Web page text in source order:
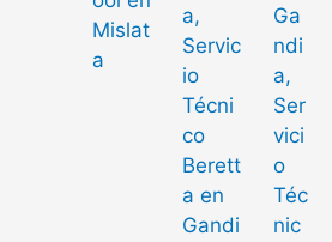
Ga
ndi
a,
Ser
vici
o
Téc
nic